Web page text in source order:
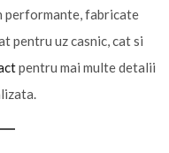
performante, fabricate
pentru uz casnic, cat si
pentru mai multe detalii